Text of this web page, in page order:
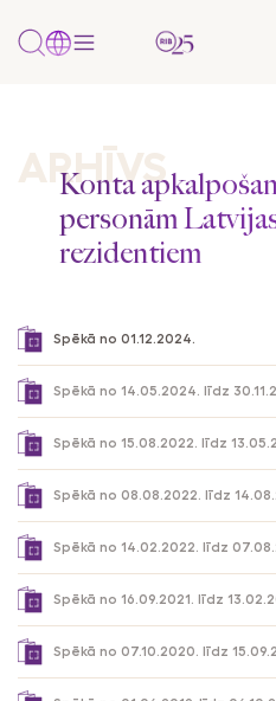
PAR BANKU
NOZARES
AKTUALITĀTES
un/vai
privātpersonām
Konti
Mobilā
SMS banka
Maksājumu
kartes
Maksājumi
Valūtas,
finanšu tirgus
darījumi
Par mums
Mežizstrāde
Lauksaimniecība
Citas nozares
ARHĪVS
Konta
personām
rezidentiem
Spēkā no 01.12.2024.
Spēkā no 14.05.2024. līdz
Spēkā no 15.08.2022. līdz
Spēkā no 08.08.2022. līdz
Spēkā no 14.02.2022. līdz
Spēkā no 16.09.2021. līdz
Spēkā no 07.10.2020. līdz